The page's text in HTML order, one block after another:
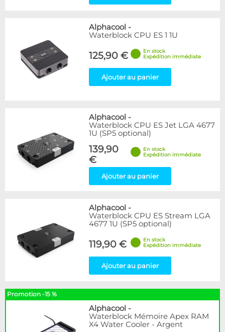
Alphacool -
Waterblock CPU ES 1 1U
125,90 €
En stock
Expédition immédiate
Ajouter au panier
Alphacool -
Waterblock CPU ES Jet LGA 4677
1U (SP5 optional)
139,90
€
En stock
Expédition immédiate
Ajouter au panier
Alphacool -
Waterblock CPU ES Stream LGA
4677 1U (SP5 optional)
119,90 €
En stock
Expédition immédiate
Ajouter au panier
Promotion -15 %
Alphacool -
Waterblock Mémoire Apex RAM
X4 Water Cooler - Argent